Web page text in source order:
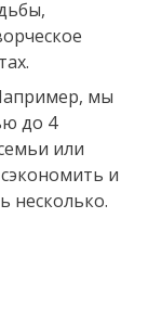
мы
до 4
или
и
несколько.